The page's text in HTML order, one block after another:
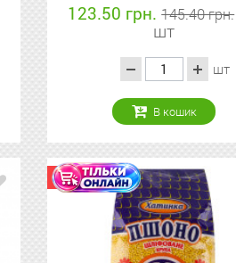
123.50 грн.145.40 грн.
шт
шт
В кошик
Акція